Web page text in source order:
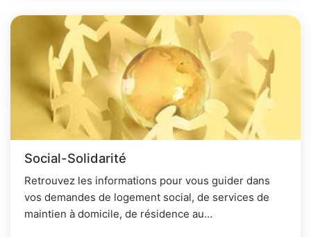
Social-Solidarité
Retrouvez les informations pour vous guider dans
vos demandes de logement social, de services de
maintien à domicile, de résidence au